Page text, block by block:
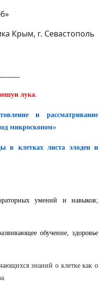
Крым, г. Севастополь
лука.
и рассматривание
микроскопом»
в клетках листа элодеи и
умений и навыков;
обучение, здоровье
знаний о клетке как о